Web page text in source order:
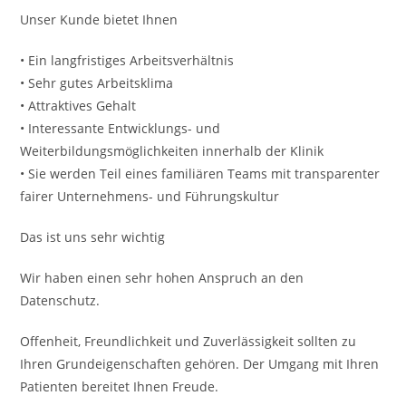
Unser Kunde bietet Ihnen
• Ein langfristiges Arbeitsverhältnis
• Sehr gutes Arbeitsklima
• Attraktives Gehalt
• Interessante Entwicklungs- und
Weiterbildungsmöglichkeiten innerhalb der Klinik
• Sie werden Teil eines familiären Teams mit transparenter
fairer Unternehmens- und Führungskultur
Das ist uns sehr wichtig
Wir haben einen sehr hohen Anspruch an den
Datenschutz.
Offenheit, Freundlichkeit und Zuverlässigkeit sollten zu
Ihren Grundeigenschaften gehören. Der Umgang mit Ihren
Patienten bereitet Ihnen Freude.